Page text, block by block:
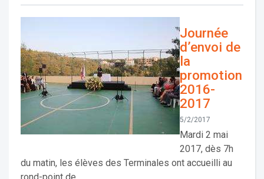
Journée
d’envoi de
la
promotion
2016-
2017
5/2/2017
Mardi 2 mai
2017, dès 7h
du matin, les élèves des Terminales ont accueilli au